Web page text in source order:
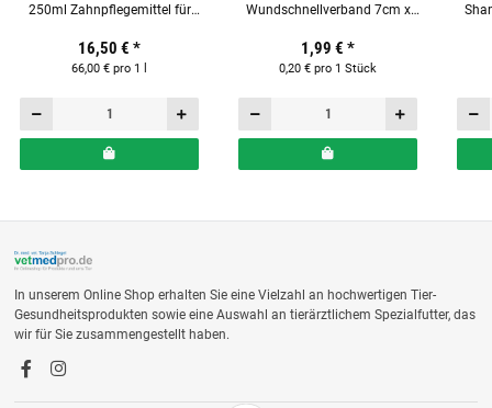
250ml Zahnpflegemittel für
16,50 € *
66,00 € pro 1 l
Wundschnellverband 7cm x
1,99 € *
0,20 € pro 1 Stück
In unserem Online Shop erhalten Sie eine Vielzahl an hochwertigen Tier-
Gesundheitsprodukten sowie eine Auswahl an tierärztlichem Spezialfutter, das
wir für Sie zusammengestellt haben.